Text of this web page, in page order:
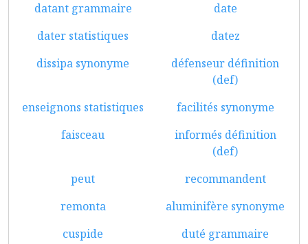
datant grammaire
date
dater statistiques
datez
dissipa synonyme
défenseur définition
(def)
enseignons statistiques
facilités synonyme
faisceau
informés définition
(def)
peut
recommandent
remonta
aluminifère synonyme
cuspide
duté grammaire